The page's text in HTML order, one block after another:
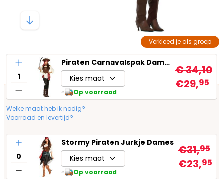
Verkleed je als groep
Aantal
Piraten Carnavalspak Dames
Kies maat
Op voorraad
€ 34,10
€29,95
Welke maat heb ik nodig?
Voorraad en levertijd?
Aantal
Stormy Piraten Jurkje Dames
Kies maat
Op voorraad
€31,95
€23,95